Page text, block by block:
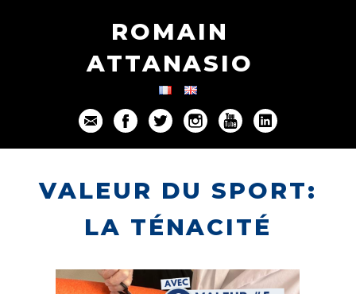
ROMAIN
ATTANASIO
VALEUR DU SPORT:
LA TÉNACITÉ